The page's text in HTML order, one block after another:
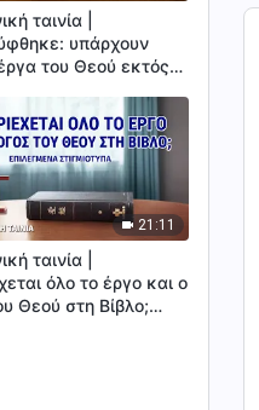
ταινία |
υπάρχουν
του Θεού εκτός
21:11
ταινία |
όλο το έργο και ο
Θεού στη Βίβλο;